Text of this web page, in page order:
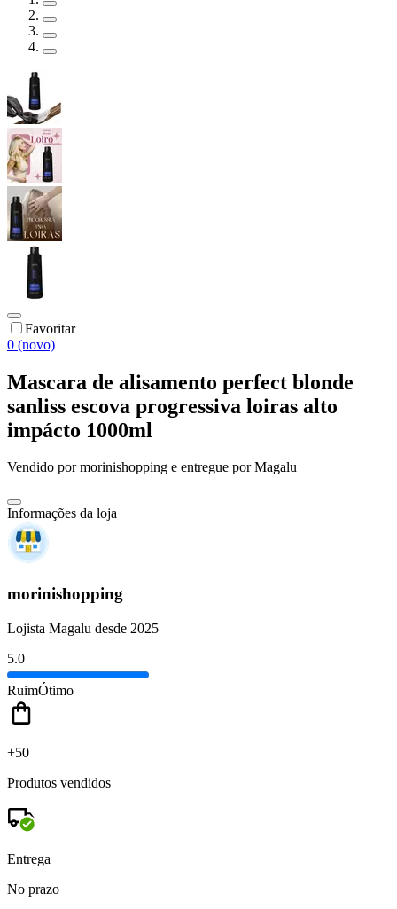
Favoritar
0 (novo)
Mascara de alisamento perfect blonde
sanliss escova progressiva loiras alto
impácto 1000ml
Vendido pormorinishopping e entregue por Magalu
Informações da loja
morinishopping
Lojista Magalu desde 2025
5.0
RuimÓtimo
+50
Produtos vendidos
Entrega
No prazo